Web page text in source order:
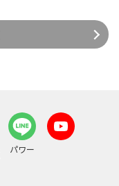
パワー